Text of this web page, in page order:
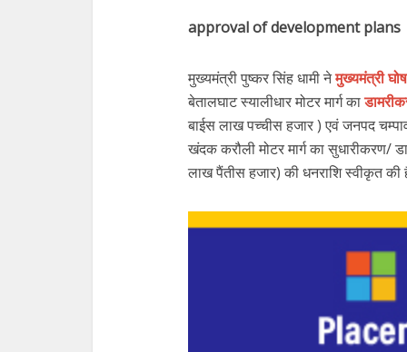
approval of development plans
मुख्यमंत्री पुष्कर सिंह धामी नेमुख्यमंत्री
बेतालघाट स्यालीधार मोटर मार्ग का
बाईस लाख पच्चीस हजार ) एवं जनपद
खंदक करौली मोटर मार्ग का सुधारीकरण/
लाख पैंतीस हजार) की धनराशि स्वीकृत की